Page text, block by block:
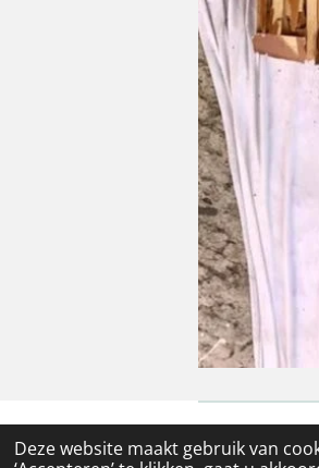
Deze website maakt gebruik van
© 2024 - 2026